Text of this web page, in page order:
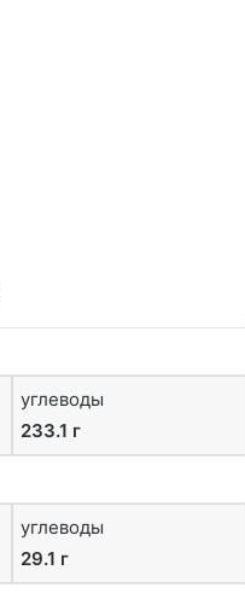
углеводы
233.1 г
углеводы
29.1 г